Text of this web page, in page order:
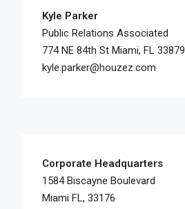
Kyle Parker
Public Relations Associated
774 NE 84th St Miami, FL 33879
kyle.parker@houzez.com
Corporate Headquarters
1584 Biscayne Boulevard
Miami FL, 33176